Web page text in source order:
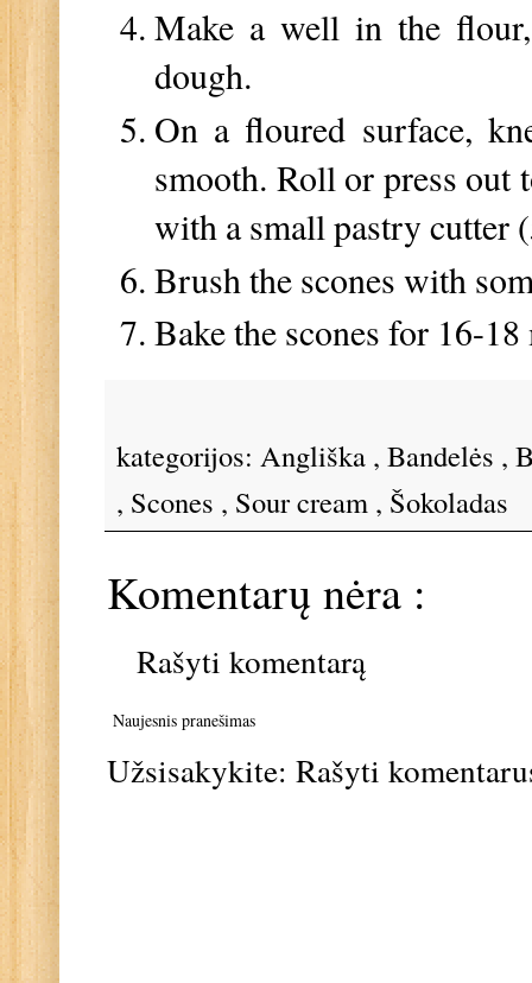
Make a well in the
dough.
On a floured surface,
smooth. Roll or press out
with a small pastry cutter
Brush the scones with
Bake the scones for 16-
kategorijos: Angliška , Bandelės ,
, Scones , Sour cream , Šokoladas
Komentarų nėra :
Rašyti komentarą
Naujesnis pranešimas
Užsisakykite: Rašyti